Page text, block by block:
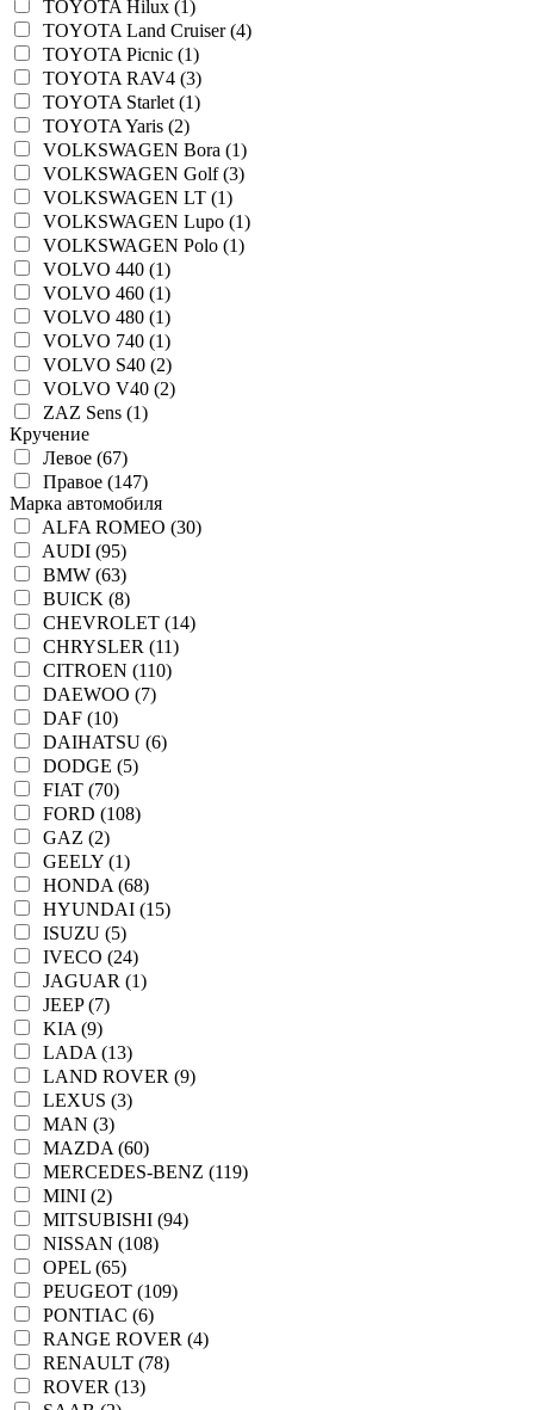
TOYOTA Hilux (1)
TOYOTA Land Cruiser (4)
TOYOTA Picnic (1)
TOYOTA RAV4 (3)
TOYOTA Starlet (1)
TOYOTA Yaris (2)
VOLKSWAGEN Bora (1)
VOLKSWAGEN Golf (3)
VOLKSWAGEN LT (1)
VOLKSWAGEN Lupo (1)
VOLKSWAGEN Polo (1)
VOLVO 440 (1)
VOLVO 460 (1)
VOLVO 480 (1)
VOLVO 740 (1)
VOLVO S40 (2)
VOLVO V40 (2)
ZAZ Sens (1)
Кручение
Левое (67)
Правое (147)
Марка автомобиля
ALFA ROMEO (30)
AUDI (95)
BMW (63)
BUICK (8)
CHEVROLET (14)
CHRYSLER (11)
CITROEN (110)
DAEWOO (7)
DAF (10)
DAIHATSU (6)
DODGE (5)
FIAT (70)
FORD (108)
GAZ (2)
GEELY (1)
HONDA (68)
HYUNDAI (15)
ISUZU (5)
IVECO (24)
JAGUAR (1)
JEEP (7)
KIA (9)
LADA (13)
LAND ROVER (9)
LEXUS (3)
MAN (3)
MAZDA (60)
MERCEDES-BENZ (119)
MINI (2)
MITSUBISHI (94)
NISSAN (108)
OPEL (65)
PEUGEOT (109)
PONTIAC (6)
RANGE ROVER (4)
RENAULT (78)
ROVER (13)